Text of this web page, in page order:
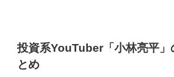
投資系YouTuber「小林亮平」
とめ